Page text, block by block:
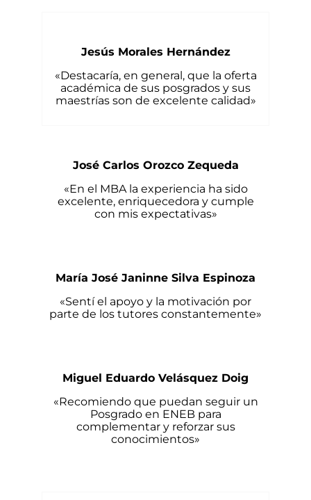
Jesús Morales Hernández
«Destacaría, en general, que la oferta
académica de sus posgrados y sus
maestrías son de excelente calidad»
José Carlos Orozco Zequeda
«En el MBA la experiencia ha sido
excelente, enriquecedora y cumple
con mis expectativas»
María José Janinne Silva Espinoza
«Sentí el apoyo y la motivación por
parte de los tutores constantemente»
Miguel Eduardo Velásquez Doig
«Recomiendo que puedan seguir un
Posgrado en ENEB para
complementar y reforzar sus
conocimientos»